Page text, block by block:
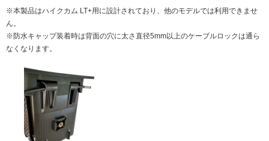
※本製品はハイクカム LT+用に設計されており、他のモデルでは利用できませ
ん。
※防水キャップ装着時は背面の穴に太さ直径5mm以上のケーブルロックは通ら
なくなります。